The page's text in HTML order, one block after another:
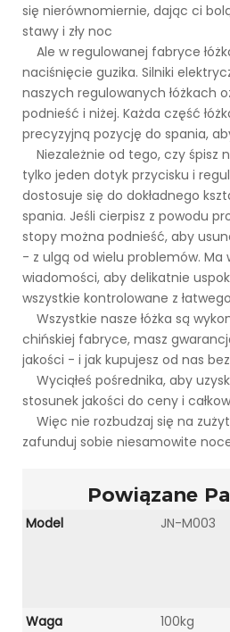
się nierównomiernie, dając ci
stawy i zły noc
Ale w regulowanej fabryce
naciśnięcie guzika. Silniki
naszych regulowanych łóżkach
podnieść i niżej. Każda część
precyzyjną pozycję do spania,
Niezależnie od tego, czy śpisz
tylko jeden dotyk przycisku i
dostosuje się do dokładnego
spania. Jeśli cierpisz z powodu
stopy można podnieść, aby
- z ulgą od wielu problemów. Ma
wiadomości, aby delikatnie
wszystkie kontrolowane z
Wszystkie nasze łóżka są
chińskiej fabryce, masz
jakości - i jak kupujesz od nas
Wyciąłeś pośrednika, aby
stosunek jakości do ceny i
Więc nie rozbudzaj się na
zafunduj sobie niesamowite
Powiązane
Model JN-M003
Waga 100kg